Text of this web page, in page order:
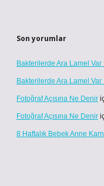
Son yorumlar
Bakterilerde Ara Lamel Var
Bakterilerde Ara Lamel Var
Fotoğraf Açısına Ne Denir
Fotoğraf Açısına Ne Denir
8 Haftalık Bebek Anne